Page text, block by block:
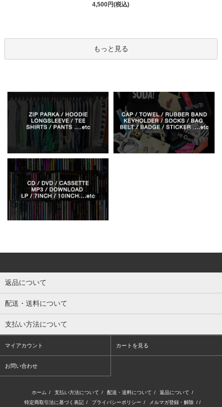
4,500円(税込)
もっと見る
返品について
配送・送料について
支払い方法について
マイアカウント カートを見る
お問い合わせ
ホーム / 支払い方法について / 配送・送料について / 返品について /
特定商取引法に基づく表記 / プライバシーポリシー / メルマガ登録・解除 / /